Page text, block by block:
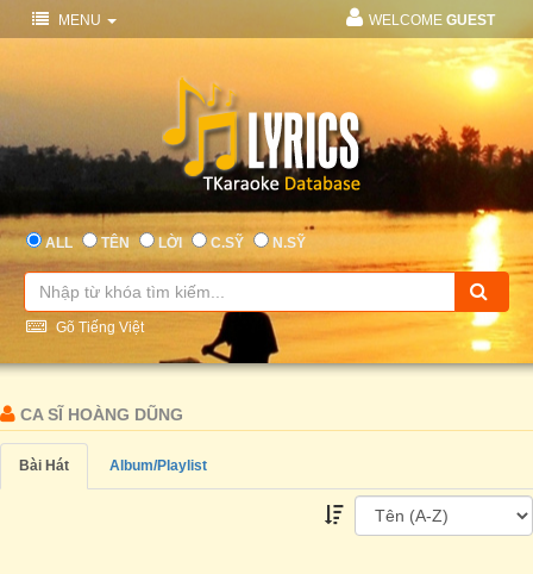
MENU WELCOME GUEST
ALL TÊN LỜI C.SỸ N.SỸ
Gõ Tiếng Việt
CA SĨ HOÀNG DŨNG
Bài Hát Album/Playlist